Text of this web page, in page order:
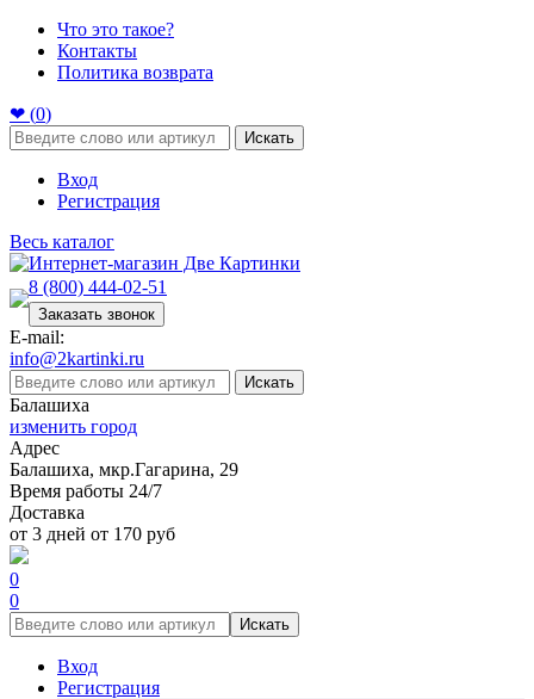
Что это такое?
Контакты
Политика возврата
❤ (0)
Искать
Вход
Регистрация
Весь каталог
8 (800) 444-02-51
Заказать звонок
E-mail:
info@2kartinki.ru
Искать
Балашиха
изменить город
Адрес
Балашиха, мкр.Гагарина, 29
Время работы 24/7
Доставка
от 3 дней от 170 руб
0
0
Искать
Вход
Регистрация